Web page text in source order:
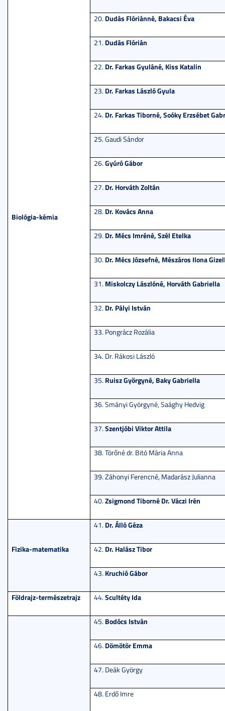
Biológia-kémia
20. Dudás Flóriánné, Bakacsi Éva
21. Dudás Flórián
22. Dr. Farkas Gyuláné, Kiss Katalin
23. Dr. Farkas László Gyula
24. Dr. Farkas Tiborné, Soóky Erzsébet
25. Gaudi Sándor
26.Gyúró Gábor
27. Dr. Horváth Zoltán
28. Dr. Kovács Anna
29. Dr. Mécs Imréné, Szél Etelka
30. Dr. Mécs Józsefné, Mészáros Ilona
31. Miskolczy Lászlóné, Horváth Gabriella
32. Dr. Pályi István
33. Pongrácz Rozália
34. Dr. Rákosi László
35. Ruisz Györgyné, Baky Gabriella
36. Smányi Györgyné, Saághy Hedvig
37.Szentjóbi Viktor Attila
38. Törőné dr. Bitó Mária Anna
39. Záhonyi Ferencné, Madarász Julianna
40.Zsigmond Tiborné Dr. Váczi Irén
Fizika-matematika
41. Dr. Álló Géza
42. Dr. Halász Tibor
43. Kruchió Gábor
Földrajz-természetrajz 44.Scultéty Ida
45. Bodócs István
46. Dömötör Emma
47. Deák György
48. Erdő Imre